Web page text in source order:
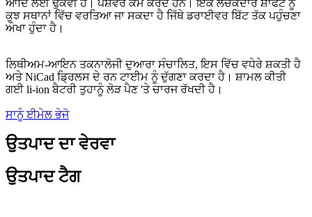
ਆਦਿ ਲਈ ਢੁਕਵੀਂ ਹੈ। ਪੇਸ਼ੇਵਰ ਕੰਮ ਕਰਦੇ ਹਨ। ਇੱਕ ਲਚਕਦਾਰ ਸ਼ਾਫਟ ਨੂੰ
ਕੁਝ ਸਥਾਨਾਂ ਵਿੱਚ ਵਰਤਿਆ ਜਾ ਸਕਦਾ ਹੈ ਜਿੱਥੇ ਡਰਾਈਵਰ ਬਿੱਟ ਤੱਕ ਪਹੁੰਚਣਾ
ਔਖਾ ਹੁੰਦਾ ਹੈ।
ਲਿਥੀਅਮ-ਆਇਨ ਤਕਨਾਲੋਜੀ ਦੁਆਰਾ ਸੰਚਾਲਿਤ, ਇਸ ਵਿੱਚ ਵਧੇਰੇ ਸ਼ਕਤੀ ਹੈ
ਅਤੇ NiCad ਡ੍ਰਿਲਸ ਦੇ ਰਨ ਟਾਈਮ ਨੂੰ ਦੁੱਗਣਾ ਕਰਦਾ ਹੈ। ਸ਼ਾਮਲ ਕੀਤੀ
ਗਈ li-ion ਬੈਟਰੀ ਤੁਹਾਨੂੰ ਲੋੜ ਪੈਣ 'ਤੇ ਚਾਰਜ ਰੱਖਦੀ ਹੈ।
ਸਾਨੂੰ ਈਮੇਲ ਭੇਜੋ
ਉਤਪਾਦ ਦਾ ਵੇਰਵਾ
ਉਤਪਾਦ ਟੈਗ